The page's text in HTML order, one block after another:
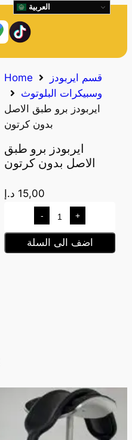
Home
قسم ايربودز
وسبيكرات البلوتوث
ايربودز برو طبق الاصل
بدون كرتون
ايربودز برو طبق
الاصل بدون كرتون
15,00 د.إ
- +
اضف الى السلة
العربية